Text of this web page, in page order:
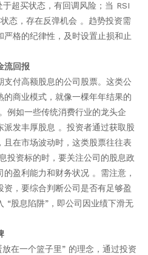
超买状态，有回调风险；当 RSI
态，存在反弹机会 。趋势投资需
格的纪律性，及时设置止损和止
流回报​
付高额股息的公司股票。这类公
商业模式，就像一棵年年结果的
例如一些传统消费行业的龙头企
派发丰厚股息 。投资者通过获取股
在市场波动时，这类股票往往表
投资标的时，要关注公司的股息政
盈利能力和财务状况 。需注意，
，要综合判断公司是否有足够盈
“股息陷阱”，即公司因业绩下滑无
在一个篮子里” 的理念，通过投资